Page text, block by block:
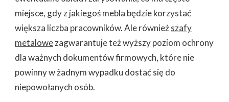
miejsce, gdy z jakiegoś mebla będzie korzystać
większa liczba pracowników. Ale równieższafy
metalowezagwarantuje też wyższy poziom ochrony
dla ważnych dokumentów firmowych, które nie
powinny w żadnym wypadku dostać się do
niepowołanych osób.